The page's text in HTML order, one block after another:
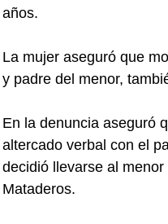
años.
La mujer aseguró que
y padre del menor,
En la denuncia aseguró
altercado verbal con el
decidió llevarse al
Mataderos.